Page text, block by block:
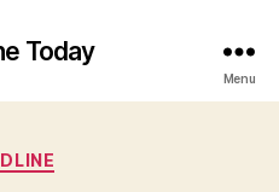
Today
Menu
Categories